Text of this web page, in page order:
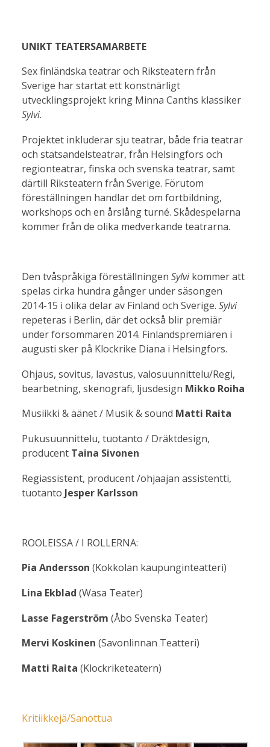
UNIKT TEATERSAMARBETE
Sex finländska teatrar och Riksteatern från
Sverige har startat ett konstnärligt
utvecklingsprojekt kring Minna Canths klassiker
Sylvi.
Projektet inkluderar sju teatrar, både fria teatrar
och statsandelsteatrar, från Helsingfors och
regionteatrar, finska och svenska teatrar, samt
därtill Riksteatern från Sverige. Förutom
föreställningen handlar det om fortbildning,
workshops och en årslång turné. Skådespelarna
kommer från de olika medverkande teatrarna.
Den tvåspråkiga föreställningen Sylvikommer att
spelas cirka hundra gånger under säsongen
2014-15 i olika delar av Finland och Sverige. Sylvi
repeteras i Berlin, där det också blir premiär
under försommaren 2014. Finlandspremiären i
augusti sker på Klockrike Diana i Helsingfors.
Ohjaus, sovitus, lavastus, valosuunnittelu/Regi,
bearbetning, skenografi, ljusdesign Mikko Roiha
Musiikki & äänet / Musik & sound Matti Raita
Pukusuunnittelu, tuotanto / Dräktdesign,
producent Taina Sivonen
Regiassistent, producent /ohjaajan assistentti,
tuotanto Jesper Karlsson
ROOLEISSA / I ROLLERNA:
Pia Andersson (Kokkolan kaupunginteatteri)
Lina Ekblad (Wasa Teater)
Lasse Fagerström (Åbo Svenska Teater)
Mervi Koskinen (Savonlinnan Teatteri)
Matti Raita (Klockriketeatern)
Kritiikkejä/Sanottua